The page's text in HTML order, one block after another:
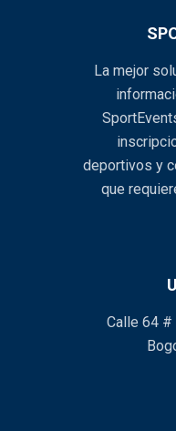
La mejor
deportivos y
que
Calle 64 #